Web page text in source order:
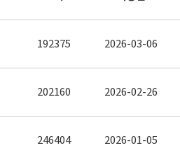
192375 2026-03-06
202160 2026-02-26
246404 2026-01-05